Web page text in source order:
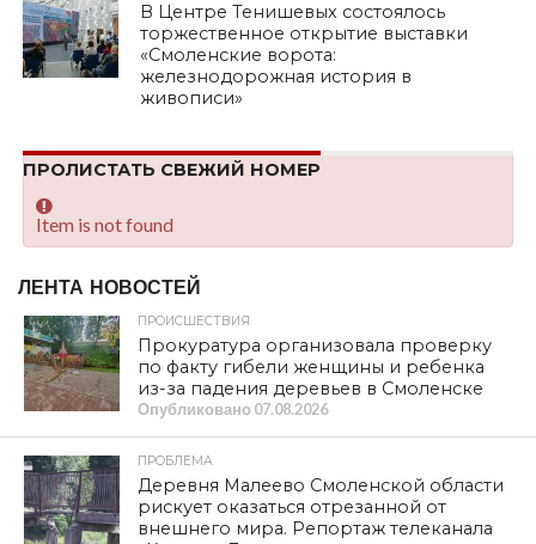
В Центре Тенишевых состоялось
торжественное открытие выставки
«Смоленские ворота:
железнодорожная история в
живописи»
ПРОЛИСТАТЬ СВЕЖИЙ НОМЕР
Item is not found
ЛЕНТА НОВОСТЕЙ
ПРОИСШЕСТВИЯ
Прокуратура организовала проверку
по факту гибели женщины и ребенка
из-за падения деревьев в Смоленске
Опубликовано 07.08.2026
ПРОБЛЕМА
Деревня Малеево Смоленской области
рискует оказаться отрезанной от
внешнего мира. Репортаж телеканала